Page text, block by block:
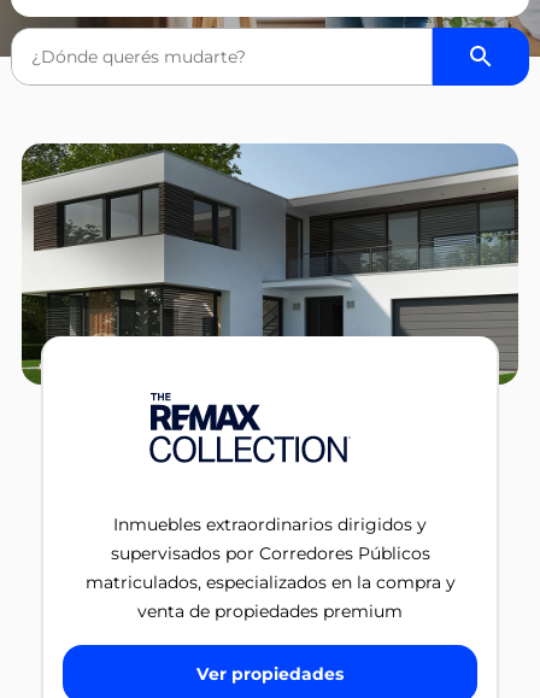
Inmuebles extraordinarios dirigidos y
supervisados por Corredores Públicos
matriculados, especializados en la compra y
venta de propiedades premium
Ver propiedades